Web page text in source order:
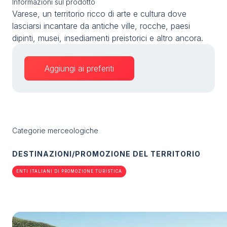
Media
Stai programmando la tua visita a TTG?
RICHIEDI IL TUO BIGLIETTO arrow_circle_right
A cura di:
Informazioni sul prodotto
Varese, un territorio ricco di arte e cultura dove
lasciarsi incantare da antiche ville, rocche, paesi
dipinti, musei, insediamenti preistorici e altro ancora.
Aggiungi ai preferiti
Categorie merceologiche
DESTINAZIONI/PROMOZIONE DEL TERRITORIO
ENTI ITALIANI DI PROMOZIONE TURISTICA